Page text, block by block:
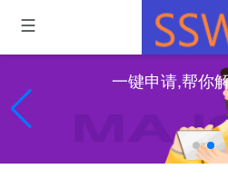
一键申请,帮你